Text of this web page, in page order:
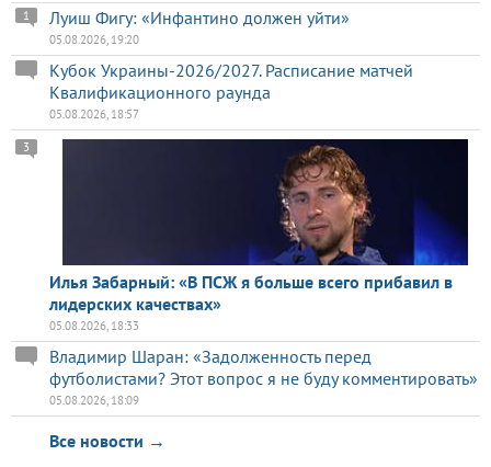
Луиш Фигу: «Инфантино должен уйти»
1
05.08.2026, 19:20
Кубок Украины-2026/2027. Расписание матчей
Квалификационного раунда
05.08.2026, 18:57
Илья Забарный: «В ПСЖ я больше всего прибавил в
лидерских качествах»
3
05.08.2026, 18:33
Владимир Шаран: «Задолженность перед
футболистами? Этот вопрос я не буду комментировать»
05.08.2026, 18:09
Все новости →